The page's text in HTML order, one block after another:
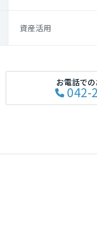
資産活用
お電話で
042-
熊本県